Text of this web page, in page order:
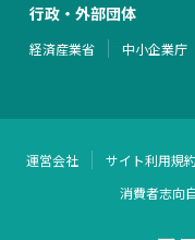
行政・外部団体
経済産業省 中小企業庁
運営会社 サイト利用規
消費者志向